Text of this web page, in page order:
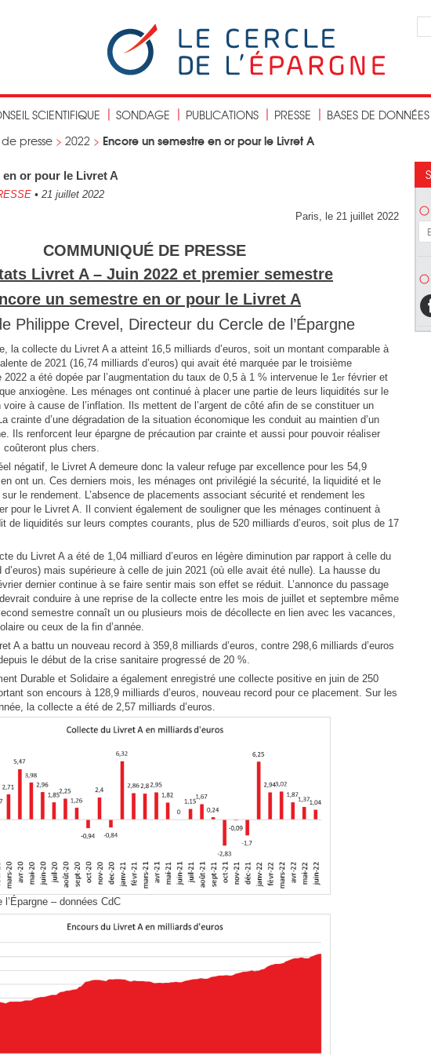
SCIENTIFIQUE SONDAGE PUBLICATIONS PRESSE BASES DE DONNÉES
presse > 2022 > Encore un semestre en or pour le Livret A
or pour le Livret A
• 21 juillet 2022
Paris, le 21 juillet 2022
COMMUNIQUÉ DE PRESSE
Livret A – Juin 2022 et premier semestre
un semestre en or pour le Livret A
Philippe Crevel, Directeur du Cercle de l’Épargne
la collecte du Livret A a atteint 16,5 milliards d’euros, soit un montant comparable à
de 2021 (16,74 milliards d’euros) qui avait été marquée par le troisième
a été dopée par l’augmentation du taux de 0,5 à 1 % intervenue le 1er février et
anxiogène. Les ménages ont continué à placer une partie de leurs liquidités sur le
voire à cause de l’inflation. Ils mettent de l’argent de côté afin de se constituer un
crainte d’une dégradation de la situation économique les conduit au maintien d’un
Ils renforcent leur épargne de précaution par crainte et aussi pour pouvoir réaliser
plus chers.
négatif, le Livret A demeure donc la valeur refuge par excellence pour les 54,9
ont un. Ces derniers mois, les ménages ont privilégié la sécurité, la liquidité et le
le rendement. L’absence de placements associant sécurité et rendement les
pour le Livret A. Il convient également de souligner que les ménages continuent à
de liquidités sur leurs comptes courants, plus de 520 milliards d’euros, soit plus de 17
du Livret A a été de 1,04 milliard d’euros en légère diminution par rapport à celle du
mais supérieure à celle de juin 2021 (où elle avait été nulle). La hausse du
dernier continue à se faire sentir mais son effet se réduit. L’annonce du passage
conduire à une reprise de la collecte entre les mois de juillet et septembre même
semestre connaît un ou plusieurs mois de décollecte en lien avec les vacances,
ou ceux de la fin d’année.
A a battu un nouveau record à 359,8 milliards d’euros, contre 298,6 milliards d’euros
le début de la crise sanitaire progressé de 20 %.
Durable et Solidaire a également enregistré une collecte positive en juin de 250
son encours à 128,9 milliards d’euros, nouveau record pour ce placement. Sur les
la collecte a été de 2,57 milliards d’euros.
l’Épargne – données CdC